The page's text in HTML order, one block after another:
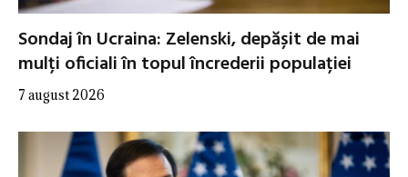
Sondaj în Ucraina: Zelenski, depășit de mai
mulți oficiali în topul încrederii populației
7 august 2026